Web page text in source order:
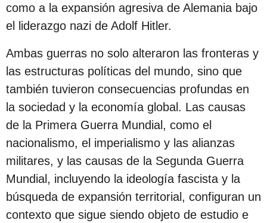
como a la expansión agresiva de Alemania bajo
el liderazgo nazi de Adolf Hitler.
Ambas guerras no solo alteraron las fronteras y
las estructuras políticas del mundo, sino que
también tuvieron consecuencias profundas en
la sociedad y la economía global. Las causas
de la Primera Guerra Mundial, como el
nacionalismo, el imperialismo y las alianzas
militares, y las causas de la Segunda Guerra
Mundial, incluyendo la ideología fascista y la
búsqueda de expansión territorial, configuran un
contexto que sigue siendo objeto de estudio e